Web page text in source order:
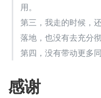
用。
第三，我走的时候，
落地，也没有去充分
第四，没有带动更多
感谢